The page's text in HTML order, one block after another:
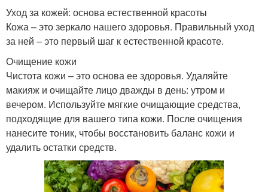
Уход за кожей: основа естественной красоты
Кожа – это зеркало нашего здоровья. Правильный уход
за ней – это первый шаг к естественной красоте.
Очищение кожи
Чистота кожи – это основа ее здоровья. Удаляйте
макияж и очищайте лицо дважды в день: утром и
вечером. Используйте мягкие очищающие средства,
подходящие для вашего типа кожи. После очищения
нанесите тоник, чтобы восстановить баланс кожи и
удалить остатки средств.